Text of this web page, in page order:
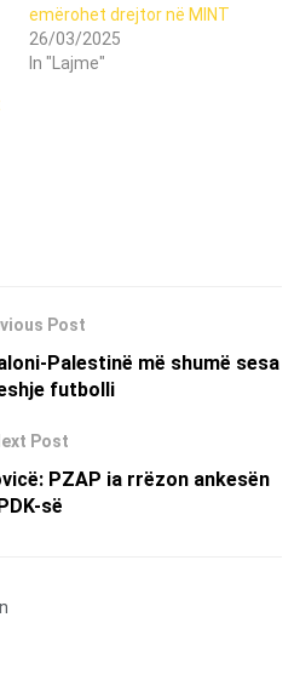
emërohet drejtor në MINT
26/03/2025
In "Lajme"
Post
Palestinë më shumë sesa
futbolli
Post
PZAP ia rrëzon ankesën
së